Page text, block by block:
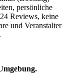
persönliche
Reviews, keine
und Veranstalter